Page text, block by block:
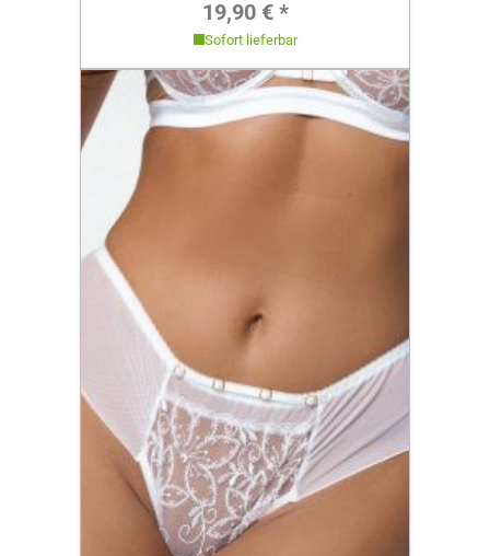
Regulärer Preis:
19,90 € *
Sofort lieferbar